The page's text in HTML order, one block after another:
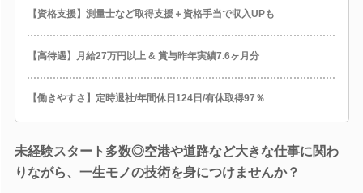
【資格支援】測量士など取得支援＋資格手当で収入UPも
【高待遇】月給27万円以上 & 賞与昨年実績7.6ヶ月分
【働きやすさ】定時退社/年間休日124日/有休取得97％
未経験スタート多数◎空港や道路など大きな仕事に関わ
りながら、一生モノの技術を身につけませんか？